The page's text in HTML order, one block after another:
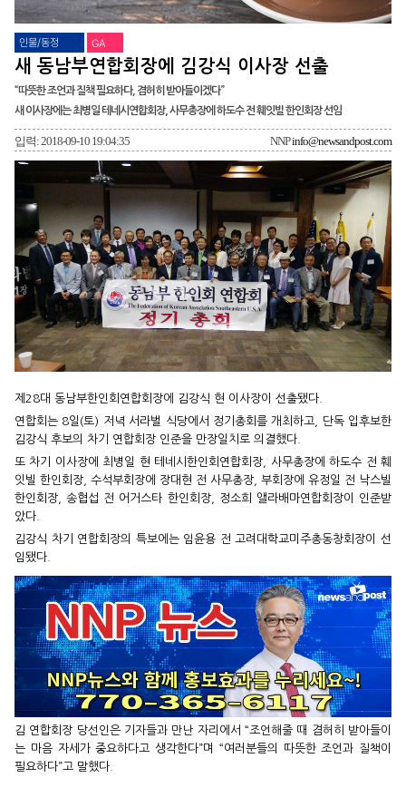
인물/동정 GA
새 동남부연합회장에 김강식 이사장 선출
“따뜻한 조언과 질책 필요하다, 겸허히 받아들이겠다”
새 이사장에는 최병일 테네시연합회장, 사무총장에 하도수 전 훼잇빌 한인회장 선임
입력: 2018-09-10 19:04:35 NNPinfo@newsandpost.com
제28대 동남부한인회연합회장에 김강식 현 이사장이 선출됐다.
연합회는 8일(토) 저녁 서라벌 식당에서 정기총회를 개최하고, 단독 입후보한
김강식 후보의 차기 연합회장 인준을 만장일치로 의결했다.
또 차기 이사장에 최병일 현 테네시한인회연합회장, 사무총장에 하도수 전 훼
잇빌 한인회장, 수석부회장에 장대현 전 사무총장, 부회장에 유정일 전 낙스빌
한인회장, 송협섭 전 어거스타 한인회장, 정소희 앨라배마연합회장이 인준받
았다.
김강식 차기 연합회장의 특보에는 임윤용 전 고려대학교미주총동창회장이 선
임됐다.
김 연합회장 당선인은 기자들과 만난 자리에서 “조언해줄 때 겸허히 받아들이
는 마음 자세가 중요하다고 생각한다”며 “여러분들의 따뜻한 조언과 질책이
필요하다”고 말했다.